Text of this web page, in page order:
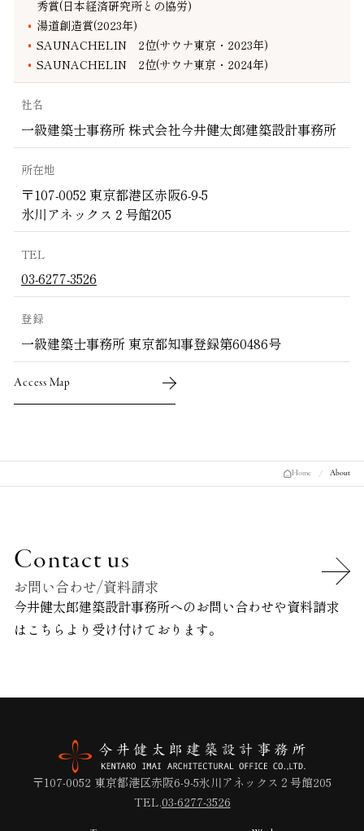
秀賞(日本経済研究所との協労)
湯道創造賞(2023年)
SAUNACHELIN 2位(サウナ東京・2023年)
SAUNACHELIN 2位(サウナ東京・2024年)
社名
一級建築士事務所 株式会社今井健太郎建築設計事務所
所在地
〒107-0052 東京都港区赤阪6-9-5
氷川アネックス２号館205
TEL
03-6277-3526
登録
一級建築士事務所 東京都知事登録第60486号
Access Map
Home About
Contact us
お問い合わせ/資料請求
今井健太郎建築設計事務所へのお問い合わせや資料請求
は こちらより受け付けております。
〒107-0052 東京都港区赤阪6-9-5氷川アネックス２号館205
TEL.03-6277-3526